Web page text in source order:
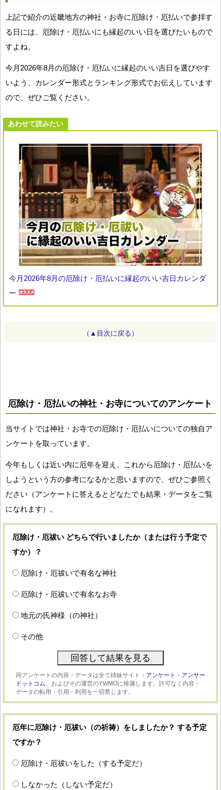
上記で紹介の近畿地方の神社・お寺に厄除け・厄払いで参拝す
る日には、厄除け・厄払いにも縁起のいい日を選びたいもので
すよね。
今月2026年8月の厄除け・厄払いに縁起のいい吉日を選びやす
いよう、カレンダー形式とランキング形式でお伝えしています
ので、ぜひご覧ください。
あわせて読みたい
今月2026年8月の厄除け・厄払いに縁起のいい吉日カレンダ
ー
（▲目次に戻る）
厄除け・厄払いの神社・お寺についてのアンケート
当サイトでは神社・お寺での厄除け・厄払いについての独自ア
ンケートを取っています。
今年もしくは近い内に厄年を迎え、これから厄除け・厄払いを
しようという方の参考になるかと思いますので、ぜひご参照く
ださい（アンケートに答えるとどなたでも結果・データをご覧
になれます）。
厄除け・厄祓い どちらで行いましたか（または行う予定で
すか）？
厄除け・厄祓いで有名な神社
厄除け・厄祓いで有名なお寺
地元の氏神様（の神社）
その他
同アンケートの内容・データは全て姉妹サイト： アンケート・アンサー
ドットコム、 およびその運営のYWMOに帰属します。許可なく内容・
データの転用・引用・利用を一切禁じます。
厄年に厄除け・厄祓い（の祈祷）をしましたか？ する予定
ですか？
厄除け・厄祓いをした（する予定だ）
しなかった（しない予定だ）